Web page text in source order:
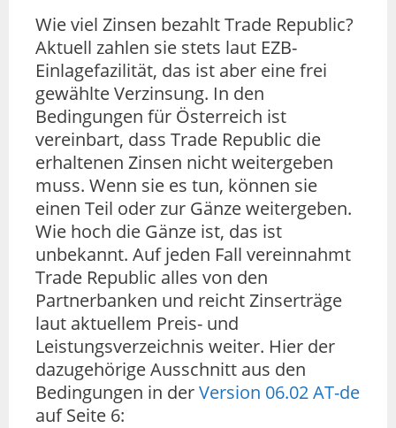
Wie viel Zinsen bezahlt Trade Republic?
Aktuell zahlen sie stets laut EZB-
Einlagefazilität, das ist aber eine frei
gewählte Verzinsung. In den
Bedingungen für Österreich ist
vereinbart, dass Trade Republic die
erhaltenen Zinsen nicht weitergeben
muss. Wenn sie es tun, können sie
einen Teil oder zur Gänze weitergeben.
Wie hoch die Gänze ist, das ist
unbekannt. Auf jeden Fall vereinnahmt
Trade Republic alles von den
Partnerbanken und reicht Zinserträge
laut aktuellem Preis- und
Leistungsverzeichnis weiter. Hier der
dazugehörige Ausschnitt aus den
Bedingungen in derVersion 06.02 AT-de
auf Seite 6: